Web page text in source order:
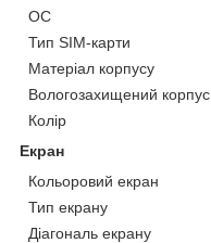
ОС
Тип SIM-карти
Матеріал корпусу
Вологозахищений корпус
Колір
Екран
Кольоровий екран
Тип екрану
Діагональ екрану